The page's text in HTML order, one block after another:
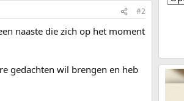
#2
naaste die zich op het moment
gedachten wil brengen en heb